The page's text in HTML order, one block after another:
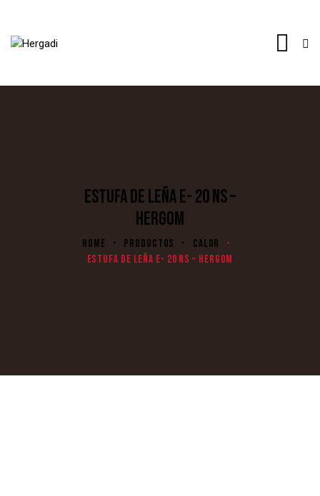
ESTUFA DE LEÑA E- 20 NS –
HERGOM
HOME PRODUCTOS
CALOR
ESTUFA DE LEÑA E- 20 NS – HERGOM